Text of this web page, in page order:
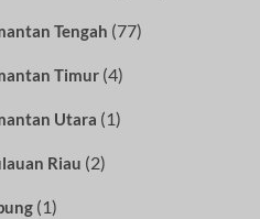
Tengah (77)
Timur(4)
Utara (1)
Riau (2)
(1)